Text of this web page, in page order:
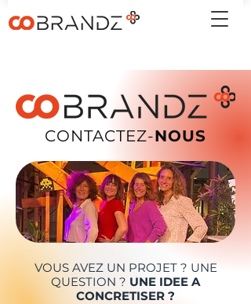
CONTACTEZ-NOUS
VOUS AVEZ UN PROJET ? UNE
QUESTION ? UNE IDEE A
CONCRETISER ?